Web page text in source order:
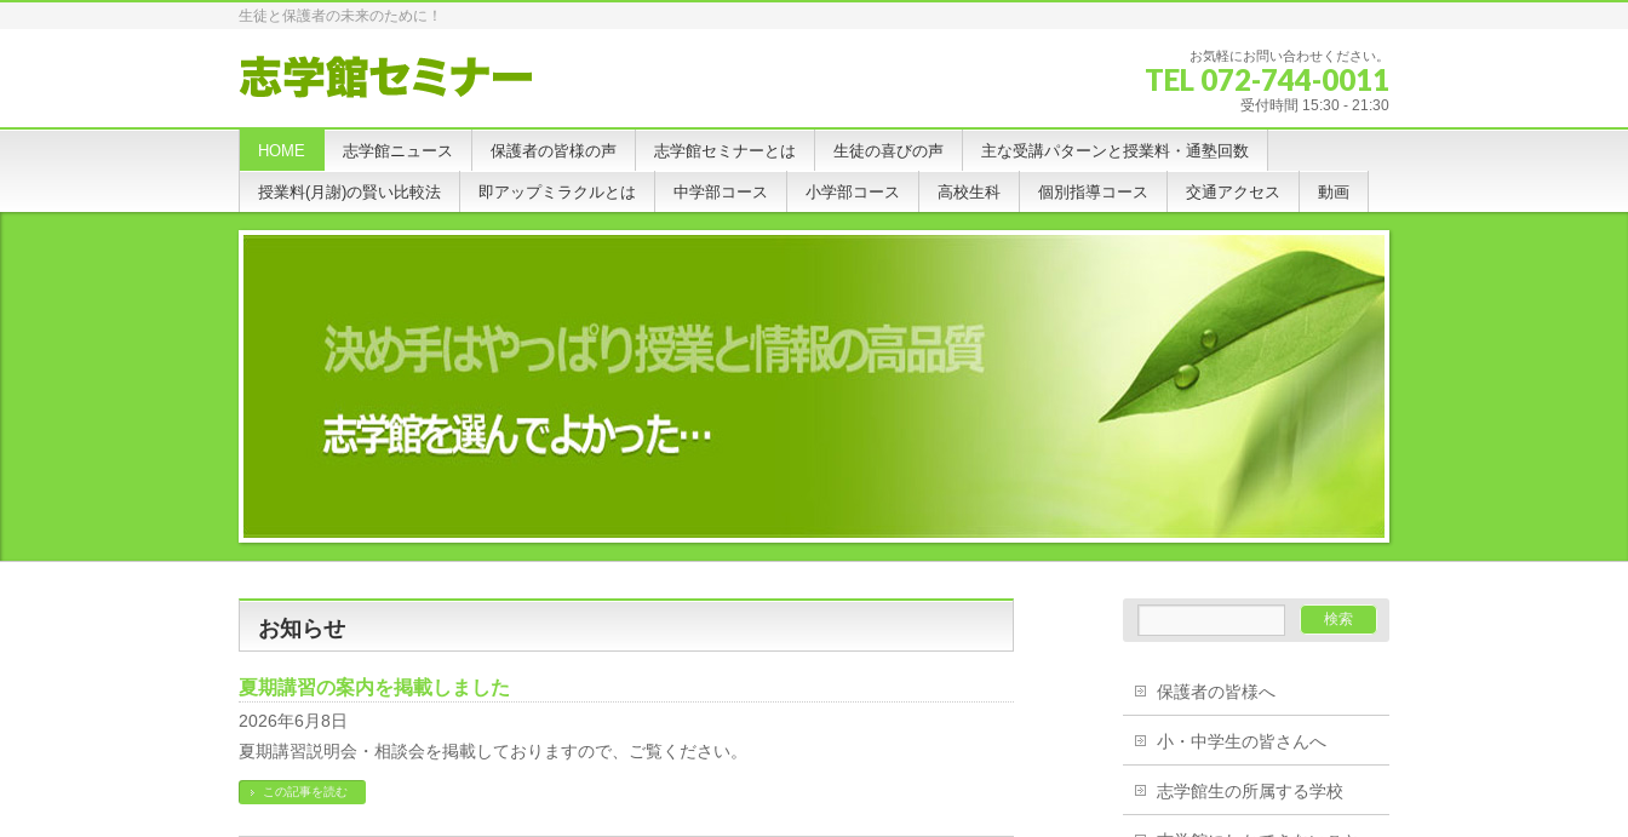
生徒と保護者の未来のために！
お気軽にお問い合わせください。
TEL 072-744-0011
受付時間 15:30 - 21:30
HOME 志学館ニュース 保護者の皆様の声 志学館セミナーとは 生徒の喜びの声 主な受講パターンと授業料・通塾回数
授業料(月謝)の賢い比較法 即アップミラクルとは 中学部コース 小学部コース 高校生科 個別指導コース 交通アクセス 動画
お知らせ
夏期講習の案内を掲載しました
2026年6月8日
夏期講習説明会・相談会を掲載しておりますので、ご覧ください。
この記事を読む
保護者の皆様へ
小・中学生の皆さんへ
志学館生の所属する学校